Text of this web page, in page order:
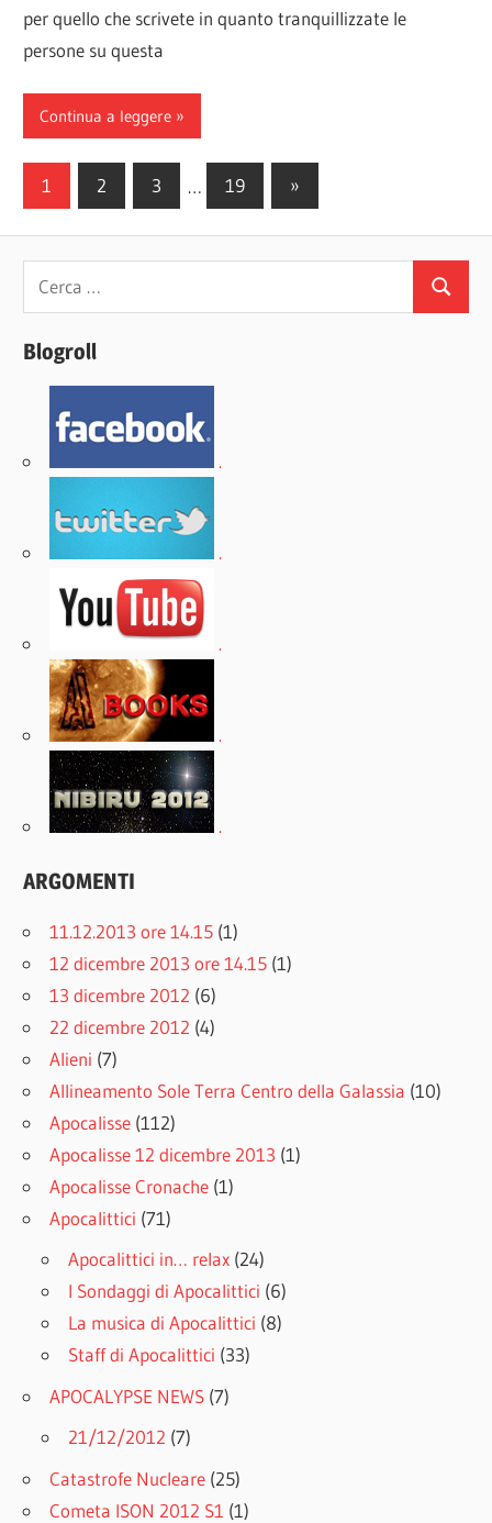
per quello che scrivete in quanto tranquillizzate le
persone su questa
Continua a leggere
Paginazione
articoli
1 2 3 … 19
Articoli
successivi
»
Ricerca
per:
Cerca
Blogroll
.
.
.
.
.
ARGOMENTI
11.12.2013 ore 14.15 (1)
12 dicembre 2013 ore 14.15 (1)
13 dicembre 2012 (6)
22 dicembre 2012 (4)
Alieni (7)
Allineamento Sole Terra Centro della Galassia (10)
Apocalisse (112)
Apocalisse 12 dicembre 2013 (1)
Apocalisse Cronache (1)
Apocalittici (71)
Apocalittici in… relax (24)
I Sondaggi di Apocalittici (6)
La musica di Apocalittici (8)
Staff di Apocalittici (33)
APOCALYPSE NEWS (7)
21/12/2012 (7)
Catastrofe Nucleare (25)
Cometa ISON 2012 S1 (1)